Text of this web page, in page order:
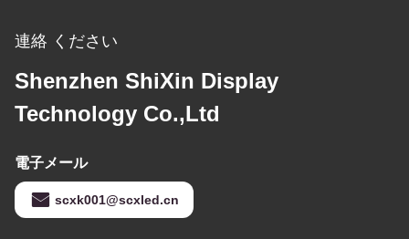
連絡 ください
Shenzhen ShiXin Display
Technology Co.,Ltd
電子メール
scxk001@scxled.cn